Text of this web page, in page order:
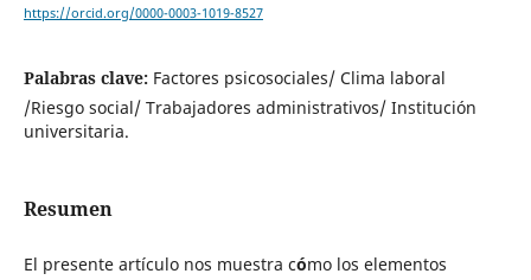
https://orcid.org/0000-0003-1019-8527
Palabras clave: Factores psicosociales/ Clima laboral
/Riesgo social/ Trabajadores administrativos/ Institución
universitaria.
Resumen
El presente artículo nos muestra cómo los elementos